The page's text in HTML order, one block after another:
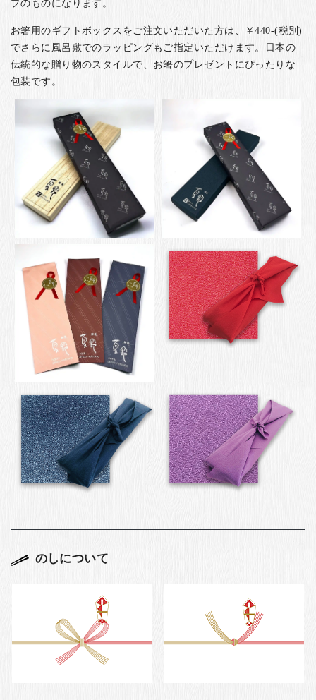
プのものになります。
お箸用のギフトボックスをご注文いただいた方は、￥440-(税別)
でさらに風呂敷でのラッピングもご指定いただけます。日本の
伝統的な贈り物のスタイルで、お箸のプレゼントにぴったりな
包装です。
のしについて